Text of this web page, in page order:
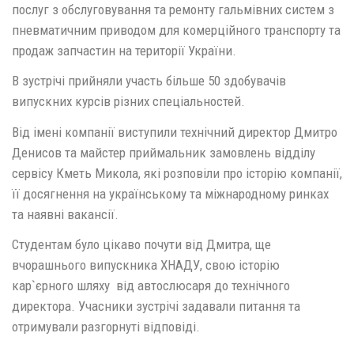
послуг з обслуговування та ремонту гальмівних систем з
пневматичним приводом для комерційного транспорту та
продаж запчастин на території України.
В зустрічі прийняли участь більше 50 здобувачів
випускних курсів різних спеціальностей.
Від імені компанії виступили технічний директор Дмитро
Денисов та майстер приймальник замовлень відділу
сервісу Кметь Микола, які розповіли про історію компанії,
її досягнення на українському та міжнародному ринках
та наявні вакансії.
Студентам було цікаво почути від Дмитра, ще
вчорашнього випускника ХНАДУ, свою історію
кар`єрного шляху від автослюсаря до технічного
директора. Учасники зустрічі задавали питання та
отримували разгорнуті відповіді.